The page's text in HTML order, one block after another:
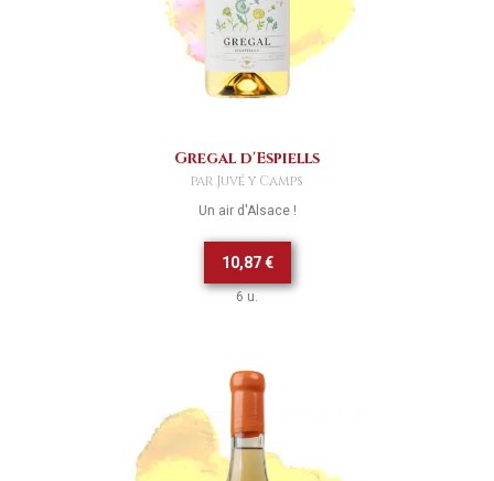
Gregal d'Espiells
par Juvé y Camps
Un air d'Alsace !
10,87 €
6 u.